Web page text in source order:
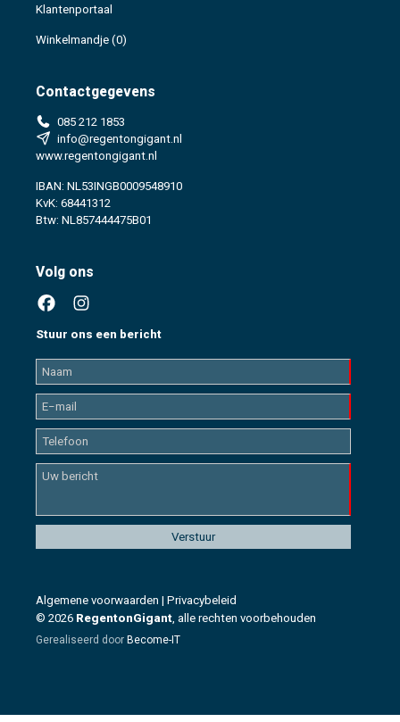
Klantenportaal
Winkelmandje (0)
Contactgegevens
085 212 1853
info@regentongigant.nl
www.regentongigant.nl
IBAN: NL53INGB0009548910
KvK: 68441312
Btw: NL857444475B01
Volg ons
Stuur ons een bericht
Algemene voorwaarden | Privacybeleid
© 2026 RegentonGigant, alle rechten voorbehouden
Gerealiseerd door Become-IT